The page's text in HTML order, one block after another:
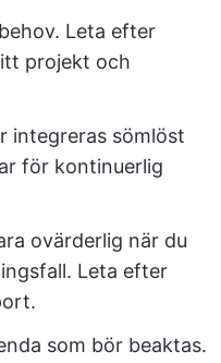
Leta efter
projekt och
integreras sömlöst
för kontinuerlig
ovärderlig när du
Leta efter
som bör beaktas.